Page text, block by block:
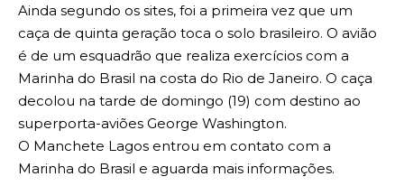
Ainda segundo os sites, foi a primeira vez que um
caça de quinta geração toca o solo brasileiro. O avião
é de um esquadrão que realiza exercícios com a
Marinha do Brasil na costa do Rio de Janeiro. O caça
decolou na tarde de domingo (19) com destino ao
superporta-aviões George Washington.
O Manchete Lagos entrou em contato com a
Marinha do Brasil e aguarda mais informações.